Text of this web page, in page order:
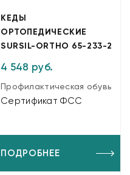
КЕДЫ
ОРТОПЕДИЧЕСКИЕ
SURSIL-ORTHO 65-233-2
4 548 руб.
Профилактическая обувь
Сертификат ФСС
ПОДРОБНЕЕ